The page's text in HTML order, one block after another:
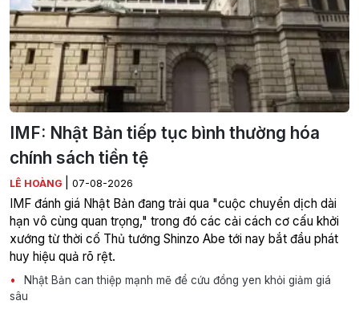
IMF: Nhật Bản tiếp tục bình thường hóa
chính sách tiền tệ
LÊ HOÀNG 07-08-2026
IMF đánh giá Nhật Bản đang trải qua "cuộc chuyển dịch dài
hạn vô cùng quan trọng," trong đó các cải cách cơ cấu khởi
xướng từ thời cố Thủ tướng Shinzo Abe tới nay bắt đầu phát
huy hiệu quả rõ rệt.
Nhật Bản can thiệp mạnh mẽ để cứu đồng yen khỏi giảm giá
sâu